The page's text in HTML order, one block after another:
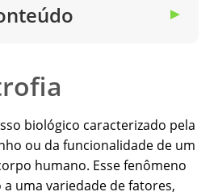
▼
biológico caracterizado pela
ou da funcionalidade de um
humano. Esse fenômeno
uma variedade de fatores,